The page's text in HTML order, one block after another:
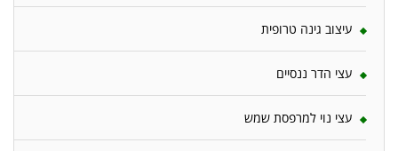
עיצוב גינה טרופית
עצי הדר ננסיים
עצי נוי למרפסת שמש